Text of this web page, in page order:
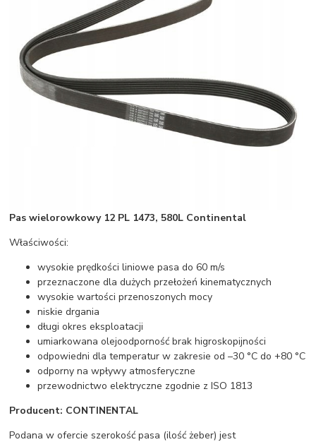
Pas wielorowkowy 12 PL 1473, 580L Continental
Właściwości:
wysokie prędkości liniowe pasa do 60 m/s
przeznaczone dla dużych przełożeń kinematycznych
wysokie wartości przenoszonych mocy
niskie drgania
długi okres eksploatacji
umiarkowana olejoodporność brak higroskopijności
odpowiedni dla temperatur w zakresie od –30 °C do +80 °C
odporny na wpływy atmosferyczne
przewodnictwo elektryczne zgodnie z ISO 1813
Producent: CONTINENTAL
Podana w ofercie szerokość pasa (ilość żeber) jest